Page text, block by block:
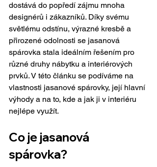
dostává do popředí zájmu mnoha
designérů i zákazníků. Díky svému
světlému odstínu, výrazné kresbě a
přirozené odolnosti se jasanová
spárovka stala ideálním řešením pro
různé druhy nábytku a interiérových
prvků. V této článku se podíváme na
vlastnosti jasanové spárovky, její hlavní
výhody a na to, kde a jak ji v interiéru
nejlépe využít.
Co je jasanová
spárovka?